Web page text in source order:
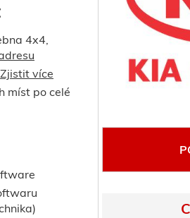
4x4,
Zjistit více
míst po celé